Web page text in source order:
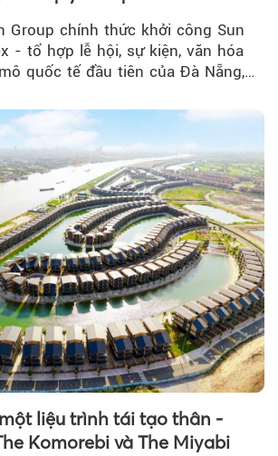
Group chính thức khởi công Sun
- tổ hợp lễ hội, sự kiện, văn hóa
quốc tế đầu tiên của Đà Nẵng,…
liệu trình tái tạo thân -
Komorebi và The Miyabi